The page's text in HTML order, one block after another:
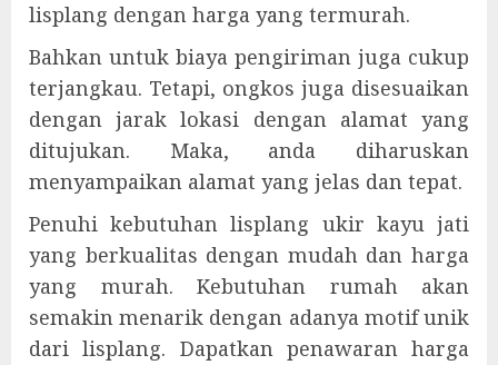
lisplang dengan harga yang termurah.
Bahkan untuk biaya pengiriman juga cukup
terjangkau. Tetapi, ongkos juga disesuaikan
dengan jarak lokasi dengan alamat yang
ditujukan. Maka, anda diharuskan
menyampaikan alamat yang jelas dan tepat.
Penuhi kebutuhan lisplang ukir kayu jati
yang berkualitas dengan mudah dan harga
yang murah. Kebutuhan rumah akan
semakin menarik dengan adanya motif unik
dari lisplang. Dapatkan penawaran harga